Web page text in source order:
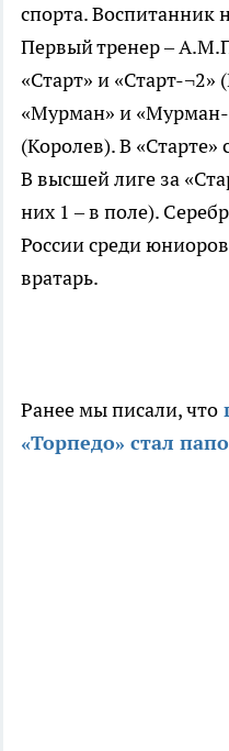
спорта. Воспитанник
Первый тренер –
«Старт» и «Старт-
«Мурман» и
(Королев). В «Старте»
В высшей лиге за
них 1 – в поле).
России среди
вратарь.
Ранее мы писали, что
«Торпедо» стал